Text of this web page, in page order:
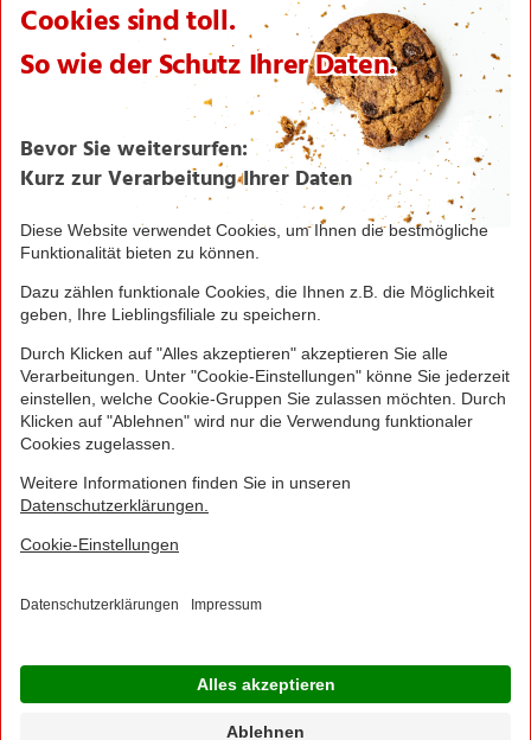
Karriere
Verantwortung/CSR
NORMA News
Seite drucken
Nach oben
Greifen Sie schnell zu! Alle angegebenen Preise in
Irrtümer durch Schreib-, Programmier- und
Datenübertragungsfehler sind vorbehalten.
© 2016 - 2026 NORMA Lebensmittelfilialbetrieb
Stiftung & Co. KG
Sitemap Kontakt
Barrierefreiheitserklärung Compliance
Jetzt Ihre NORMA Filiale auswählen und noch
mehr Angebote entdecken!
Geben Sie über "Meine Filiale" Ihre PLZ ein und sehen Sie alle Angebote aus Ihrer
Region.